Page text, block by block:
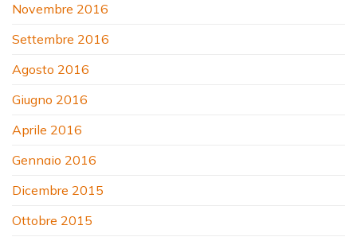
Novembre 2016
Settembre 2016
Agosto 2016
Giugno 2016
Aprile 2016
Gennaio 2016
Dicembre 2015
Ottobre 2015